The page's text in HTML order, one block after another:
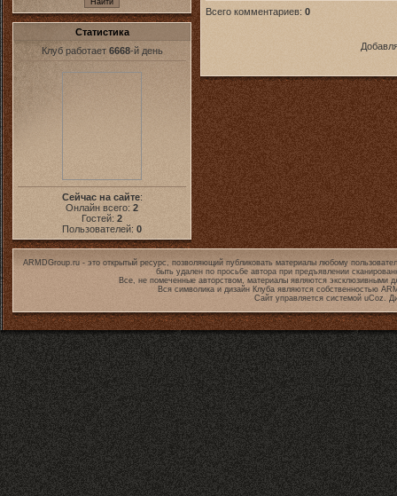
Статистика
Клуб работает 6668-й день
Сейчас на сайте:
Онлайн всего: 2
Гостей: 2
Пользователей: 0
Всего комментариев: 0
ARMDGroup.ru - это открытый ресурс, позволяющий публиковать материалы любому
быть удален по просьбе автора при предъявлении
Все, не помеченные авторством, материалы являются эксклюзивными
Вся символика и дизайн Клуба являются собственностью
Сайт управляется системой uCoz.